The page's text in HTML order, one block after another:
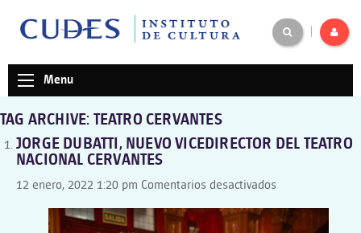
Menu
TAG ARCHIVE: TEATRO CERVANTES
JORGE DUBATTI, NUEVO VICEDIRECTOR DEL TEATRO
NACIONAL CERVANTES
12 enero, 2022 1:20 pm Comentarios desactivadosen
DUBATTI,